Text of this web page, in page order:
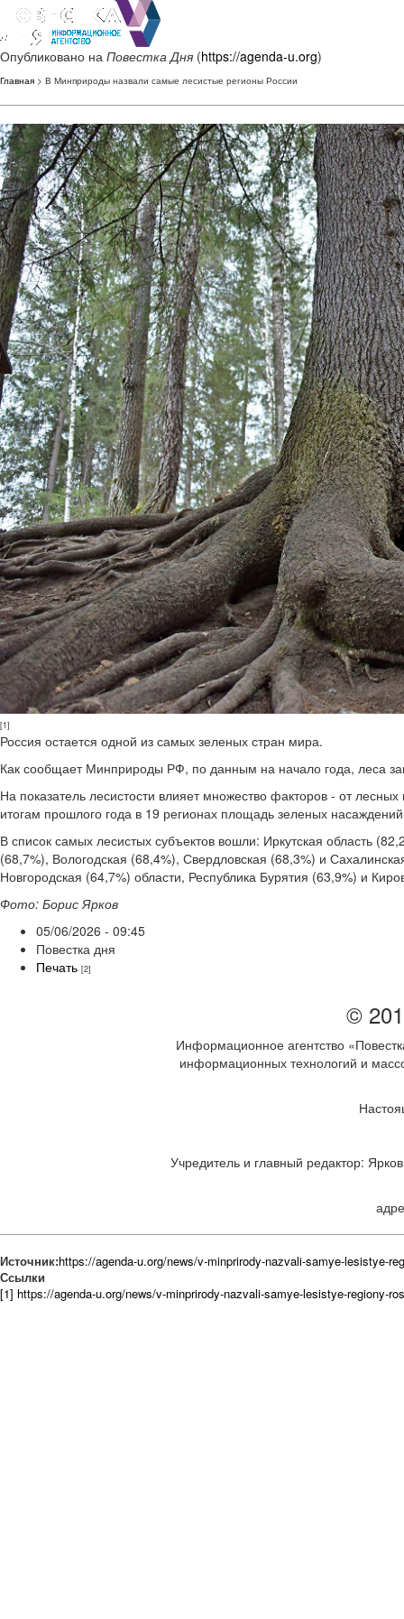
Опубликовано на Повестка Дня (https://agenda-u.org)
Главная > В Минприроды назвали самые лесистые регионы России
[1]
Россия остается одной из самых зеленых стран мира.
Как сообщает Минприроды РФ, по данным на начало года, леса
На показатель лесистости влияет множество факторов - от
итогам прошлого года в 19 регионах площадь зеленых
В список самых лесистых субъектов вошли: Иркутская область
(68,7%), Вологодская (68,4%), Свердловская (68,3%) и
Новгородская (64,7%) области, Республика Бурятия (63,9%) и
Фото: Борис Ярков
05/06/2026 - 09:45
Повестка дня
Печать [2]
©
Информационное агентство
информационных технологий и
Учредитель и главный редактор:
Источник:https://agenda-u.org/news/v-minprirody-nazvali-samye-lesistye-
Ссылки
[1] https://agenda-u.org/news/v-minprirody-nazvali-samye-lesistye-regiony-